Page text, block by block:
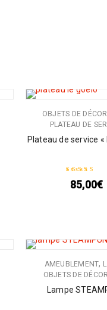
OBJETS DE
PLATEAU DE
Plateau de service «
Note5.00sur 5
85,00€
AMEUBLEMENT,
OBJETS DE
Lampe